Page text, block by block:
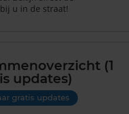
u in de straat!
(1
updates)
gratis updates